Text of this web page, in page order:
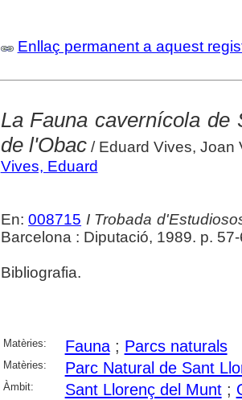
Enllaç permanent a aquest
La Fauna cavernícola de
de l'Obac/ Eduard Vives, Joan
Vives, Eduard
En:008715 I Trobada
Barcelona : Diputació, 1989. p.
Bibliografia.
Matèries: Fauna; Parcs naturals
Matèries: Parc Natural de Sant
Àmbit: Sant Llorenç del Munt;